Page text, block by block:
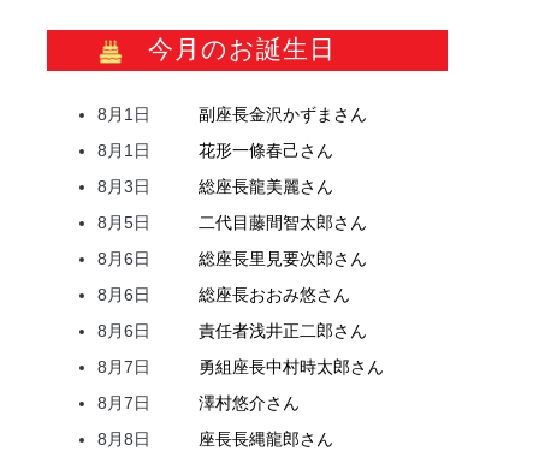
今月のお誕生日
8月1日 副座長金沢かずま さん
8月1日
花形一條春己さん
8月3日
総座長龍美麗さん
8月5日
二代目藤間智太郎さん
8月6日
総座長里見要次郎さん
8月6日
総座長おおみ悠さん
8月6日
責任者浅井正二郎さん
8月7日
勇組座長中村時太郎さん
8月7日
澤村悠介さん
8月8日
座長長縄龍郎さん